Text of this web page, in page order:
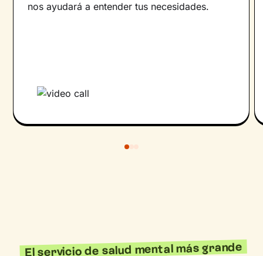
nos ayudará a entender tus necesidades.
El servicio de salud mental más grande